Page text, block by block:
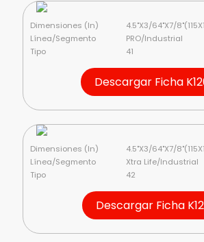
Dimensiones (In)
4.5"X3/64"X7/
Línea/Segmento
PRO/Industrial
Tipo
41
Descargar Ficha
Dimensiones (In)
4.5"X3/64"X7/
Línea/Segmento
Xtra Life/Industrial
Tipo
42
Descargar Ficha